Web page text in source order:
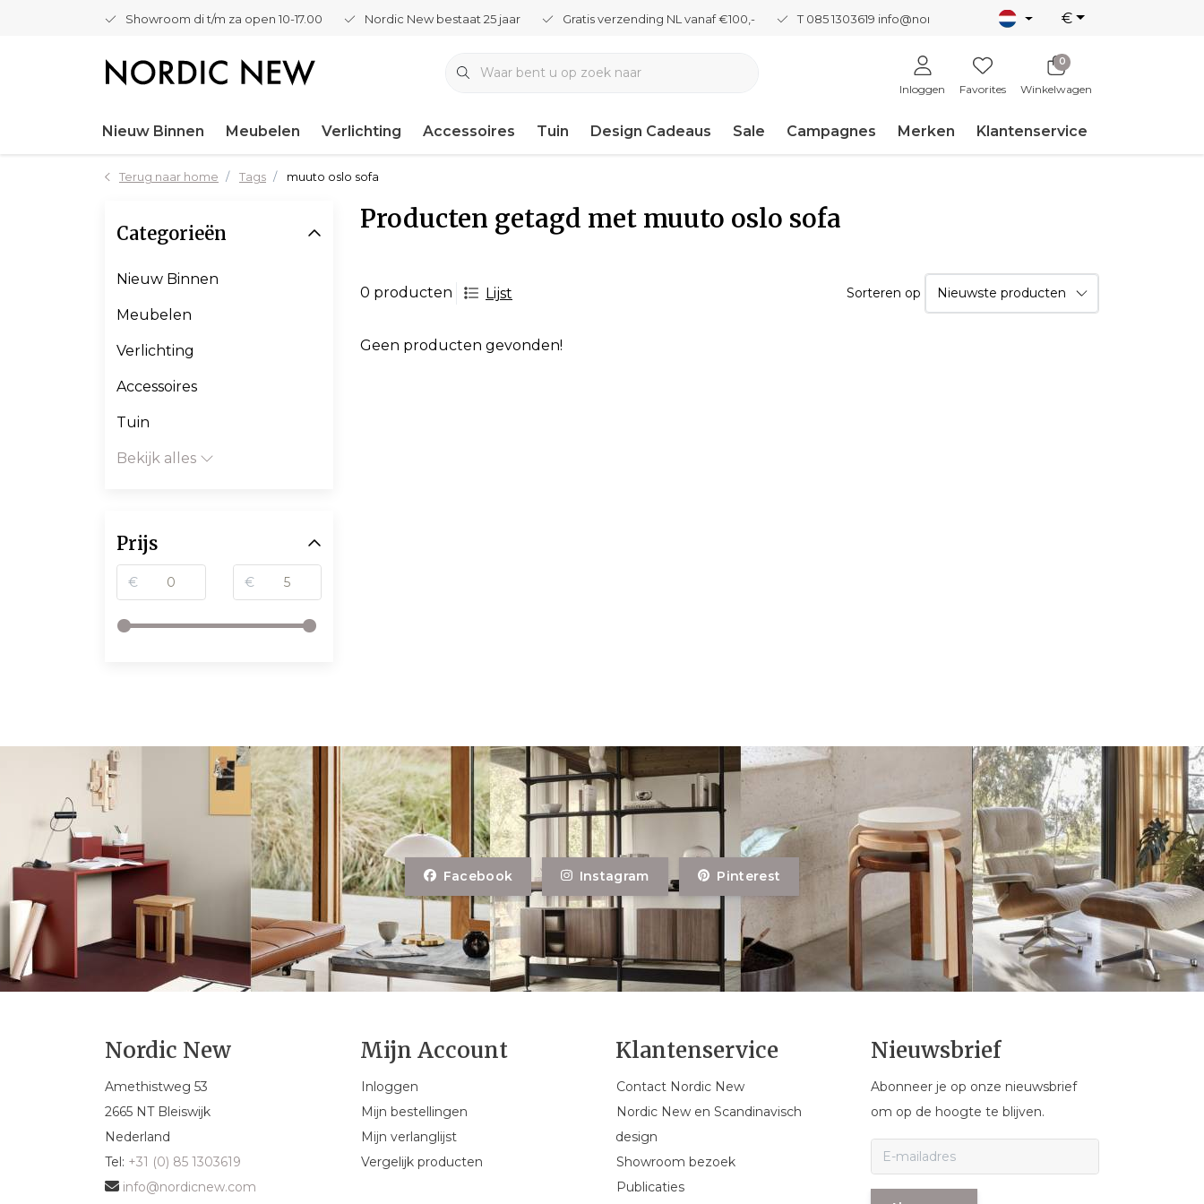
Showroom di t/m za open 10-17.00 Nordic New bestaat 25 jaar Gratis verzending NL vanaf €100,- T 085 1303619 info@nordicnew.nl €
Inloggen Favorites
0
Winkelwagen
Nieuw Binnen Meubelen Verlichting Accessoires Tuin Design Cadeaus Sale Campagnes Merken Klantenservice
Terug naar home Tags muuto oslo sofa
Producten getagd met muuto oslo sofa
0 producten Lijst Sorteren op
Geen producten gevonden!
Categorieën
Nieuw Binnen
Meubelen
Verlichting
Accessoires
Tuin
Bekijk alles
Prijs
€ €
Facebook Instagram Pinterest
Nordic New
Amethistweg 53
2665 NT Bleiswijk
Nederland
Tel: +31 (0) 85 1303619
info@nordicnew.com
Mijn Account
Inloggen
Mijn bestellingen
Mijn verlanglijst
Vergelijk producten
Klantenservice
Contact Nordic New
Nordic New en Scandinavisch
design
Showroom bezoek
Publicaties
Nieuwsbrief
Abonneer je op onze nieuwsbrief
om op de hoogte te blijven.